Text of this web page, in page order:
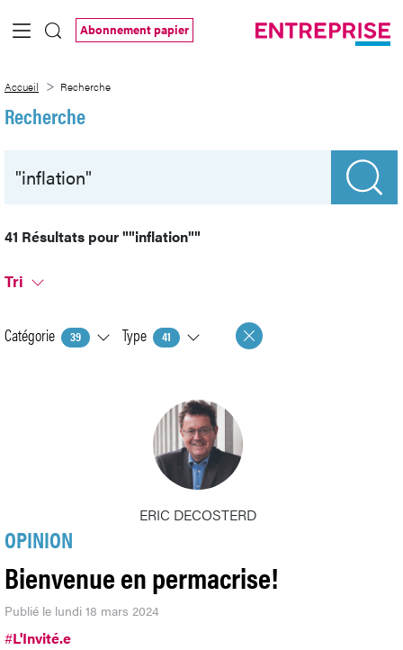
Saut au contenu principal
Abonnement papier
Accueil Recherche
Recherche
41 Résultats pour""inflation""
Tri
Catégorie 39 Type 41
ERIC DECOSTERD
OPINION
Bienvenue en permacrise!
Publié le lundi 18 mars 2024
#L'Invité.e